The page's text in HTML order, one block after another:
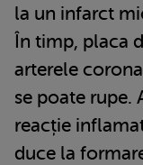
la un infarct
În timp, placa
arterele
se poate rupe.
reacție
duce la